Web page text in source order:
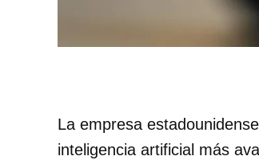
La empresa
inteligencia artificial más